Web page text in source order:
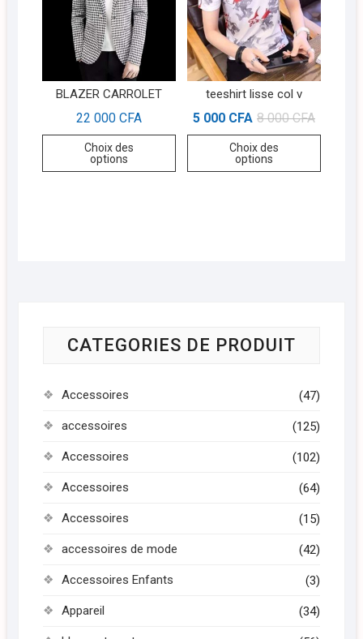
BLAZER CARROLET
22 000 CFA
Choix des
options
teeshirt lisse col v
8 000CFA
5 000 CFA
Choix des
options
CATEGORIES DE PRODUIT
Accessoires (47)
accessoires (125)
Accessoires (102)
Accessoires (64)
Accessoires (15)
accessoires de mode (42)
Accessoires Enfants (3)
Appareil (34)